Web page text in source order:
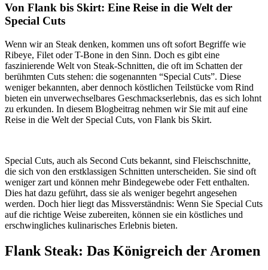
Von Flank bis Skirt: Eine Reise in die Welt der
Special Cuts
Wenn wir an Steak denken, kommen uns oft sofort Begriffe wie
Ribeye, Filet oder T-Bone in den Sinn. Doch es gibt eine
faszinierende Welt von Steak-Schnitten, die oft im Schatten der
berühmten Cuts stehen: die sogenannten “Special Cuts”. Diese
weniger bekannten, aber dennoch köstlichen Teilstücke vom Rind
bieten ein unverwechselbares Geschmackserlebnis, das es sich lohnt
zu erkunden. In diesem Blogbeitrag nehmen wir Sie mit auf eine
Reise in die Welt der Special Cuts, von Flank bis Skirt.
Special Cuts, auch als Second Cuts bekannt, sind Fleischschnitte,
die sich von den erstklassigen Schnitten unterscheiden. Sie sind oft
weniger zart und können mehr Bindegewebe oder Fett enthalten.
Dies hat dazu geführt, dass sie als weniger begehrt angesehen
werden. Doch hier liegt das Missverständnis: Wenn Sie Special Cuts
auf die richtige Weise zubereiten, können sie ein köstliches und
erschwingliches kulinarisches Erlebnis bieten.
Flank Steak: Das Königreich der Aromen